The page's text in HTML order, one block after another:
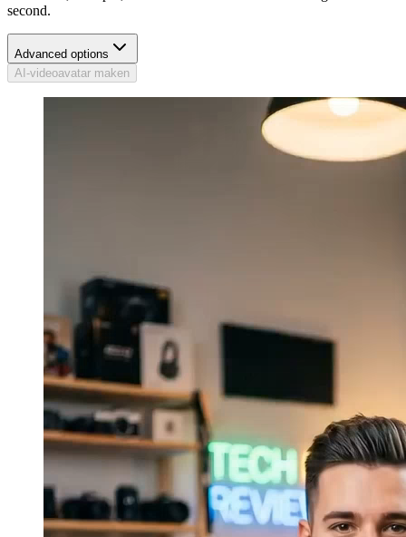
second.
Advanced options
AI-videoavatar maken